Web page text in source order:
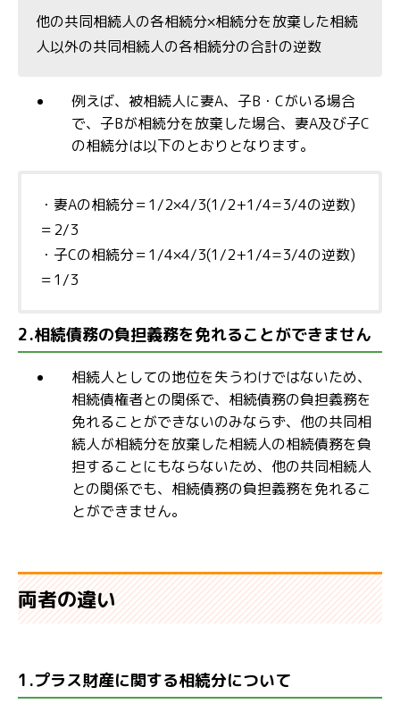
他の共同相続人の各相続分×相続分を放棄した相続
人以外の共同相続人の各相続分の合計の逆数
例えば、被相続人に妻A、子B・Cがいる場合
で、子Bが相続分を放棄した場合、妻A及び子C
の相続分は以下のとおりとなります。
・妻Aの相続分＝1/2×4/3(1/2+1/4=3/4の逆数)
＝2/3
・子Cの相続分＝1/4×4/3(1/2+1/4=3/4の逆数)
＝1/3
2.相続債務の負担義務を免れることができません
相続人としての地位を失うわけではないため、
相続債権者との関係で、相続債務の負担義務を
免れることができないのみならず、他の共同相
続人が相続分を放棄した相続人の相続債務を負
担することにもならないため、他の共同相続人
との関係でも、相続債務の負担義務を免れるこ
とができません。
両者の違い
1.プラス財産に関する相続分について